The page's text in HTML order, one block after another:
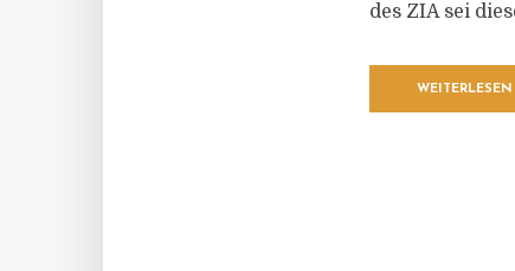
des ZIA sei
WEITERLESEN